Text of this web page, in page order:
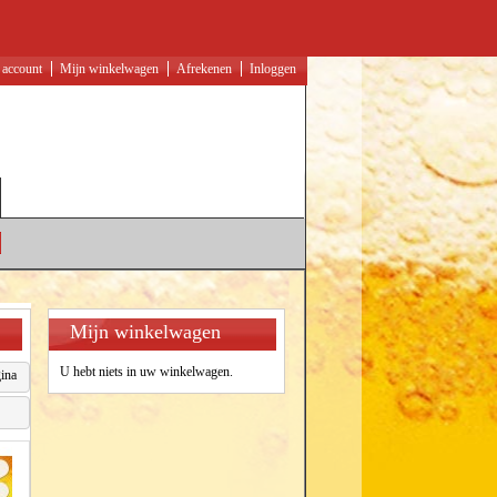
Mijn winkelwagen Afrekenen Inloggen
Mijn winkelwagen
U hebt niets in uw winkelwagen.